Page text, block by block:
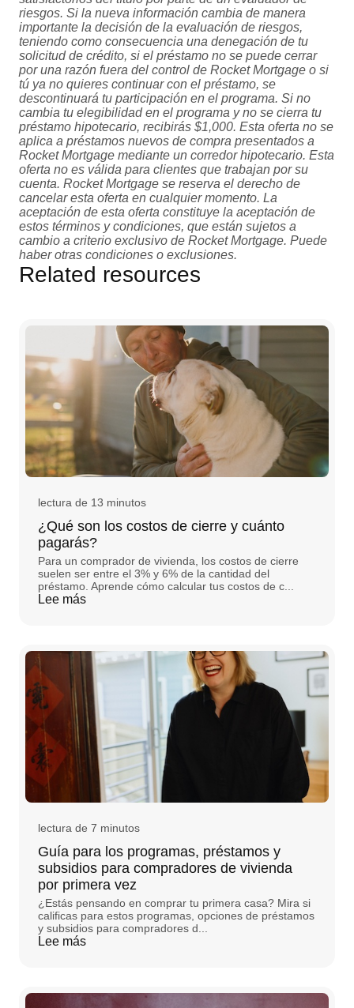
riesgos. Si la nueva información cambia de manera
importante la decisión de la evaluación de riesgos,
teniendo como consecuencia una denegación de tu
solicitud de crédito, si el préstamo no se puede cerrar
por una razón fuera del control de Rocket Mortgage o si
tú ya no quieres continuar con el préstamo, se
descontinuará tu participación en el programa. Si no
cambia tu elegibilidad en el programa y no se cierra tu
préstamo hipotecario, recibirás $1,000. Esta oferta no se
aplica a préstamos nuevos de compra presentados a
Rocket Mortgage mediante un corredor hipotecario. Esta
oferta no es válida para clientes que trabajan por su
cuenta. Rocket Mortgage se reserva el derecho de
cancelar esta oferta en cualquier momento. La
aceptación de esta oferta constituye la aceptación de
estos términos y condiciones, que están sujetos a
cambio a criterio exclusivo de Rocket Mortgage. Puede
haber otras condiciones o exclusiones.
Related resources
lectura de 13 minutos
¿Qué son los costos de cierre y cuánto
pagarás?
Para un comprador de vivienda, los costos de cierre
suelen ser entre el 3% y 6% de la cantidad del
préstamo. Aprende cómo calcular tus costos de c...
Lee más
lectura de 7 minutos
Guía para los programas, préstamos y
subsidios para compradores de vivienda
por primera vez
¿Estás pensando en comprar tu primera casa? Mira si
calificas para estos programas, opciones de préstamos
y subsidios para compradores d...
Lee más